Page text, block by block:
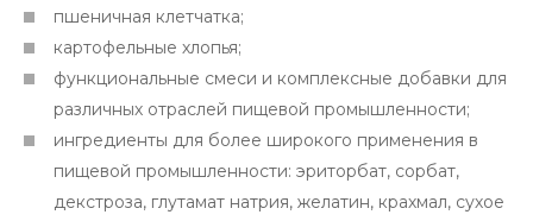
пшеничная клетчатка;
картофельные хлопья;
функциональные смеси и комплексные добавки для
различных отраслей пищевой промышленности;
ингредиенты для более широкого применения в
пищевой промышленности: эриторбат, сорбат,
декстроза, глутамат натрия, желатин, крахмал, сухое